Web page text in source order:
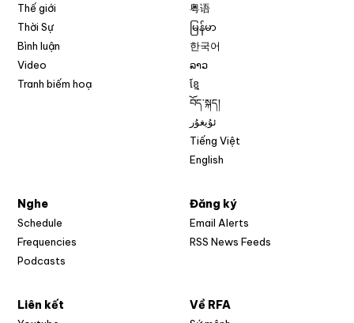
Thế giới
Thời Sự
Bình luận
Video
Tranh biếm hoạ
粤语
မြန်မာ
한국어
ລາວ
ខ្មែ
བོད་སྐད།
ئۇيغۇر
Tiếng Việt
English
Nghe
Schedule
Frequencies
Podcasts
Đăng ký
Email Alerts
RSS News Feeds
Liên kết Về RFA